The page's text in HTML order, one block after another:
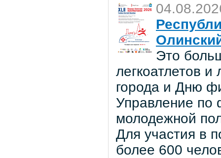
Это
легкоатлетов
города и Дню
Управление по
молодежной
Для участия в
более 600